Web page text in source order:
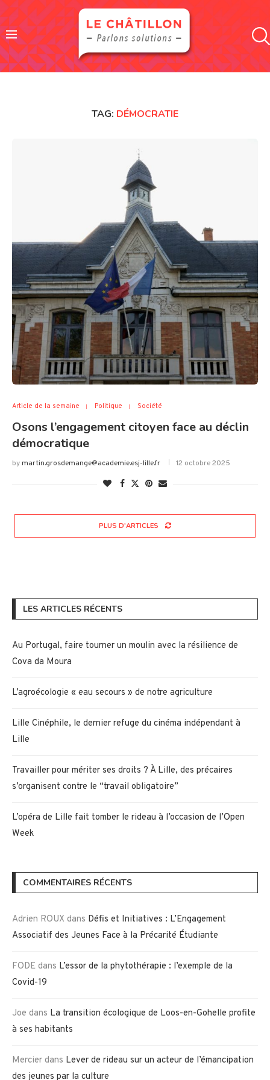
TAG: DÉMOCRATIE
Article de la semaine Politique Société
Osons l’engagement citoyen face au déclin
démocratique
bymartin.grosdemange@academie.esj-lille.fr 12 octobre 2025
PLUS D'ARTICLES
LES ARTICLES RÉCENTS
Au Portugal, faire tourner un moulin avec la résilience de
Cova da Moura
L’agroécologie « eau secours » de notre agriculture
Lille Cinéphile, le dernier refuge du cinéma indépendant à
Lille
Travailler pour mériter ses droits ? À Lille, des précaires
s’organisent contre le “travail obligatoire”
L’opéra de Lille fait tomber le rideau à l’occasion de l’Open
Week
COMMENTAIRES RÉCENTS
Adrien ROUX dans Défis et Initiatives : L’Engagement
Associatif des Jeunes Face à la Précarité Étudiante
FODE dans L’essor de la phytothérapie : l’exemple de la
Covid-19
Joe dans La transition écologique de Loos-en-Gohelle profite
à ses habitants
Mercier dans Lever de rideau sur un acteur de l’émancipation
des jeunes par la culture